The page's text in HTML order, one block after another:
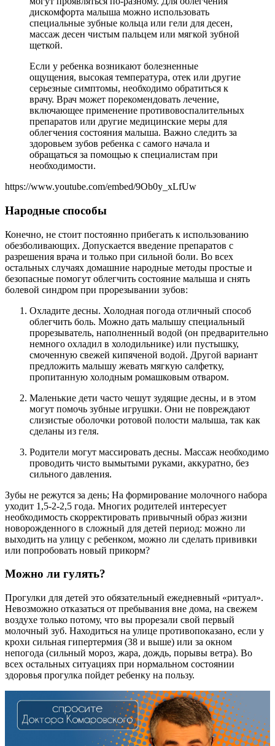
дискомфорта малыша можно использовать
специальные зубные кольца или гели для десен,
массаж десен чистым пальцем или мягкой зубной
щеткой.
Если у ребенка возникают болезненные
ощущения, высокая температура, отек или другие
серьезные симптомы, необходимо обратиться к
врачу. Врач может порекомендовать лечение,
включающее применение противовоспалительных
препаратов или другие медицинские меры для
облегчения состояния малыша. Важно следить за
здоровьем зубов ребенка с самого начала и
обращаться за помощью к специалистам при
необходимости.
https://www.youtube.com/embed/9Ob0y_xLfUw
Народные способы
Конечно, не стоит постоянно прибегать к использованию
обезболивающих. Допускается введение препаратов с
разрешения врача и только при сильной боли. Во всех
остальных случаях домашние народные методы простые и
безопасные помогут облегчить состояние малыша и снять
болевой синдром при прорезывании зубов:
Охладите десны. Холодная погода отличный способ
облегчить боль. Можно дать малышу специальный
прорезыватель, наполненный водой (он предварительно
немного охладил в холодильнике) или пустышку,
смоченную свежей кипяченой водой. Другой вариант
предложить малышу жевать мягкую салфетку,
пропитанную холодным ромашковым отваром.
Маленькие дети часто чешут зудящие десны, и в этом
могут помочь зубные игрушки. Они не повреждают
слизистые оболочки ротовой полости малыша, так как
сделаны из геля.
Родители могут массировать десны. Массаж необходимо
проводить чисто вымытыми руками, аккуратно, без
сильного давления.
Зубы не режутся за день; На формирование молочного набора
уходит 1,5-2-2,5 года. Многих родителей интересует
необходимость скорректировать привычный образ жизни
новорожденного в сложный для детей период: можно ли
выходить на улицу с ребенком, можно ли сделать прививки
или попробовать новый прикорм?
Можно ли гулять?
Прогулки для детей это обязательный ежедневный «ритуал».
Невозможно отказаться от пребывания вне дома, на свежем
воздухе только потому, что вы прорезали свой первый
молочный зуб. Находиться на улице противопоказано, если у
крохи сильная гипертермия (38 и выше) или за окном
непогода (сильный мороз, жара, дождь, порывы ветра). Во
всех остальных ситуациях при нормальном состоянии
здоровья прогулка пойдет ребенку на пользу.